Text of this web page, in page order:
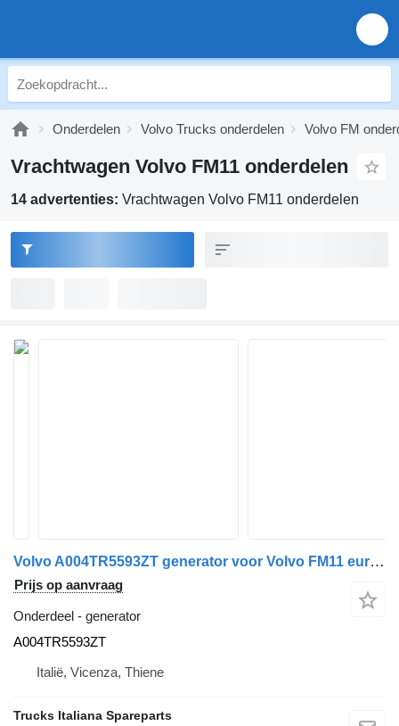
Onderdelen Volvo Trucks onderdelen Volvo FM
Vrachtwagen Volvo FM11 onderdelen
14 advertenties: Vrachtwagen Volvo FM11 onderdelen
Volvo A004TR5593ZT generator voor Volvo FM11 euro 5 vrachtwagen
Prijs op aanvraag
Onderdeel - generator
A004TR5593ZT
Italië, Vicenza, Thiene
Trucks Italiana Spareparts